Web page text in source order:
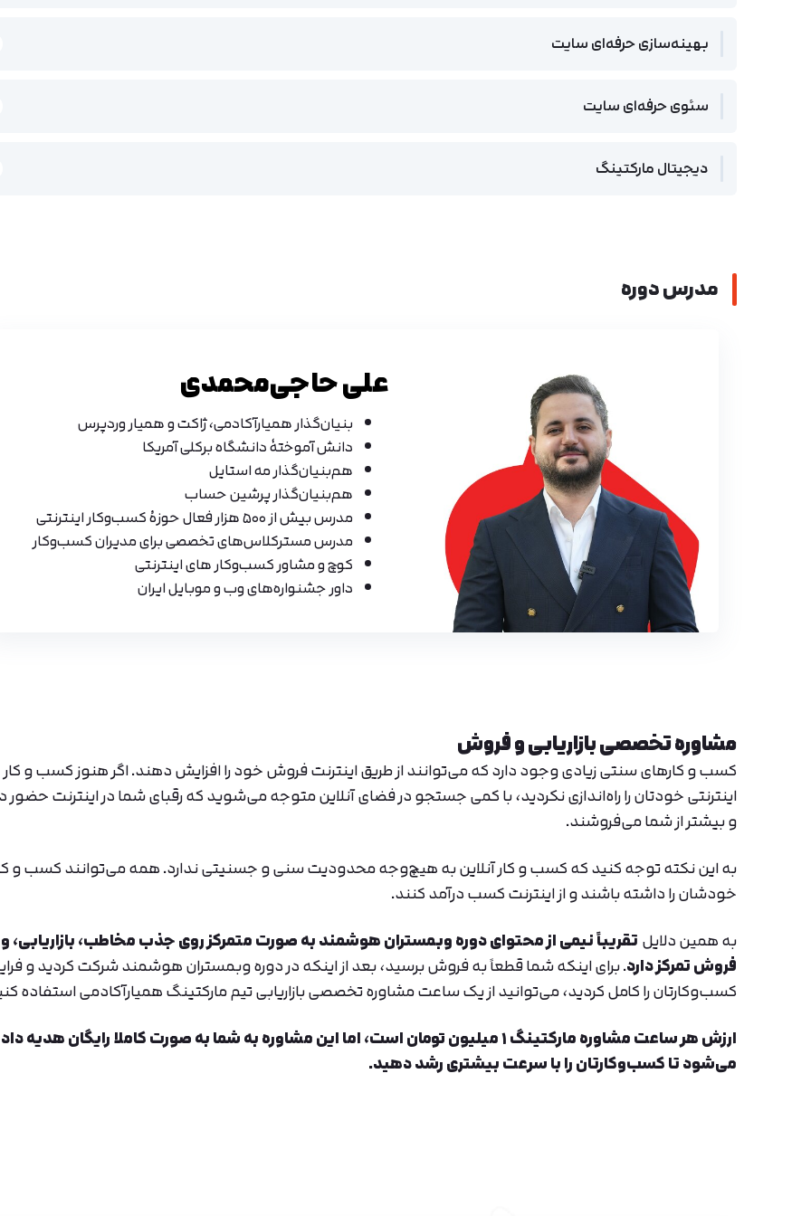
بهینه‌سازی حرفه‌ای سایت
سئوی حرفه‌ای سایت
دیجیتال مارکتینگ
مدرس دوره
علی حاجی‌محمدی
بنیان‌گذار همیارآکادمی، ژاکت و همیار وردپرس
دانش آموختهٔ دانشگاه برکلی آمریکا
هم‌بنیان‌گذار مه استایل
هم‌بنیان‌گذار پرشین حساب
مدرس بیش از ۵۰۰ هزار فعال حوزهٔ کسب‌وکار اینترنتی
مدرس مسترکلاس‌های تخصصی برای مدیران کسب‌وکار
کوچ و مشاور کسب‌وکار های اینترنتی
داور جشنواره‌های وب و موبایل ایران
مشاوره تخصصی بازاریابی و فروش
کسب و کارهای سنتی زیادی وجود دارد که می‌توانند از طریق اینترنت فروش خود را افزایش دهند. اگر هنوز کسب و کار
اینترنتی خودتان را راه‌اندازی نکردید، با کمی جستجو در فضای آنلاین متوجه می‌شوید که رقبای شما در اینترنت حضور
و بیشتر از شما می‌فروشند.
به این نکته توجه کنید که کسب و کار آنلاین به هیچ‌وجه محدودیت سنی و جسنیتی ندارد. همه می‌توانند کسب و
خودشان را داشته باشند و از اینترنت کسب درآمد کنند.
به همین دلایلتقریباً نیمی از محتوای دوره وبمستران هوشمند به صورت متمرکز روی جذب مخاطب، بازاریابی، و
فروش تمرکز دارد. برای اینکه شما قطعاً به فروش برسید، بعد از اینکه در دوره وبمستران هوشمند شرکت کردید و
کسب‌وکارتان را کامل کردید، می‌توانید از یک ساعت مشاوره تخصصی بازاریابی تیم مارکتینگ همیارآکادمی استفاده
ارزش هر ساعت مشاوره مارکتینگ ۱ میلیون تومان است، اما این مشاوره به شما به صورت کاملا رایگان هدیه
می‌شود تا کسب‌وکارتان را با سرعت بیشتری رشد دهید.